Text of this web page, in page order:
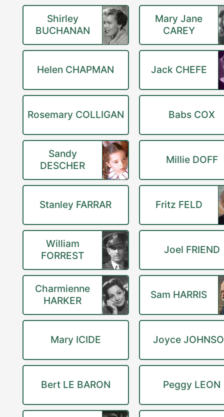
Shirley
BUCHANAN
Mary Jane
CAREY
Helen CHAPMAN Jack CHEFE
Rosemary COLLIGAN Babs COX
Sandy
DESCHER
Millie DOFF
Stanley FARRAR Fritz FELD
William
FORREST
Joel FRIEND
Charmienne
HARKER
Sam HARRIS
Mary ICIDE Joyce
Bert LE BARON Peggy LEON